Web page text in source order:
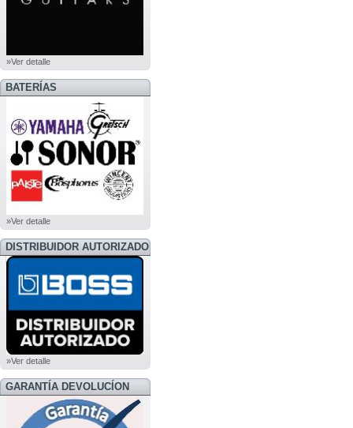
»Ver detalle
BATERÍAS
»Ver detalle
DISTRIBUIDOR AUTORIZADO
BOSS
»Ver detalle
GARANTÍA DEVOLUCÍON